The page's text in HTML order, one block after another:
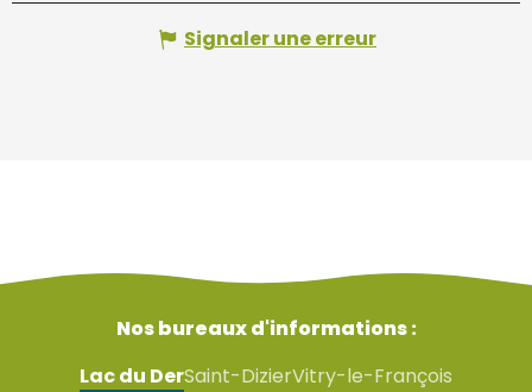
Signaler une erreur
Nos bureaux d'informations :
Lac du DerSaint-DizierVitry-le-François